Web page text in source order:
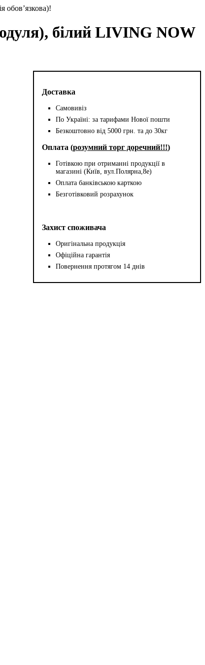
обов’язкова)!
білий LIVING NOW
Доставка
Самовивіз
По Україні: за тарифами Нової пошти
Безкоштовно від 5000 грн. та до 30кг
Оплата (розумний торг доречний!!!)
Готівкою при отриманні продукції в
магазині (Київ, вул.Полярна,8е)
Оплата банківською карткою
Безготівковий розрахунок
Захист споживача
Оригінальна продукція
Офіційна гарантія
Повернення протягом 14 днів